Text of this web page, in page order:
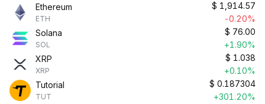
Ethereum
ETH
$ 1,914.57
-0.20%
Solana
SOL
$ 76.00
+1.90%
XRP
XRP
$ 1.038
+0.10%
Tutorial
TUT
$ 0.187304
+301.20%